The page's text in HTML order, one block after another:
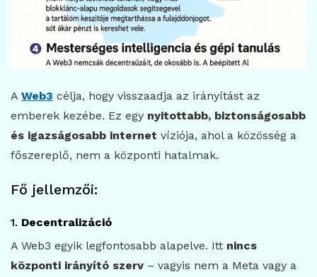
A Web3 célja, hogy visszaadja az irányítást az
emberek kezébe. Ez egy nyitottabb, biztonságosabb
és igazságosabb internet víziója, ahol a közösség a
főszereplő, nem a központi hatalmak.
Fő jellemzői:
1. Decentralizáció
A Web3 egyik legfontosabb alapelve. Itt nincs
központi irányító szerv – vagyis nem a Meta vagy a